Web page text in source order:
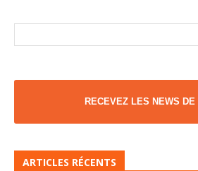
RECEVEZ LES NEWS
ARTICLES RÉCENTS